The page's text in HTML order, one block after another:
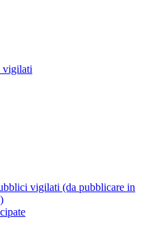
vigilati
vigilati (da pubblicare in